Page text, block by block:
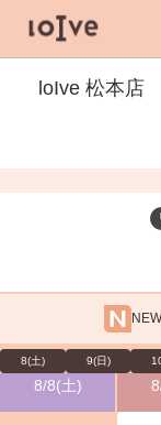
loIve 松本店
8(土) 9(日)
8/8(土)